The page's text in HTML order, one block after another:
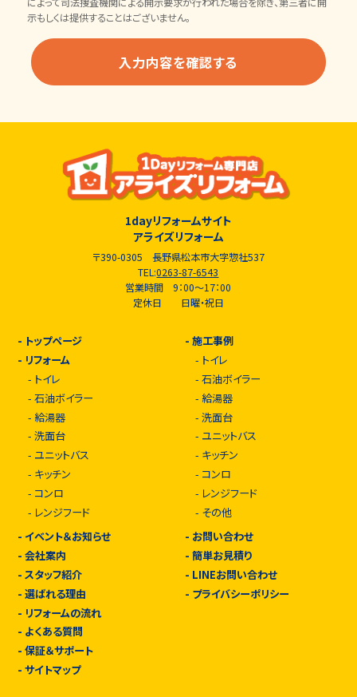
示もしくは提供することはございません。
1dayリフォームサイト
アライズリフォーム
〒390-0305 長野県松本市大字惣社537
TEL:0263-87-6543
営業時間 9：00～17：00
定休日 日曜・祝日
- トップページ
- リフォーム
- トイレ
- 石油ボイラー
- 給湯器
- 洗面台
- ユニットバス
- キッチン
- コンロ
- レンジフード
-施工事例
- トイレ
-石油ボイラー
-給湯器
-洗面台
- ユニットバス
- キッチン
- コンロ
- レンジフード
- その他
- イベント＆お知らせ
- 会社案内
- スタッフ紹介
- 選ばれる理由
- リフォームの流れ
- よくある質問
- 保証＆サポート
- サイトマップ
- お問い合わせ
-簡単お見積り
- LINEお問い合わせ
- プライバシーポリシー